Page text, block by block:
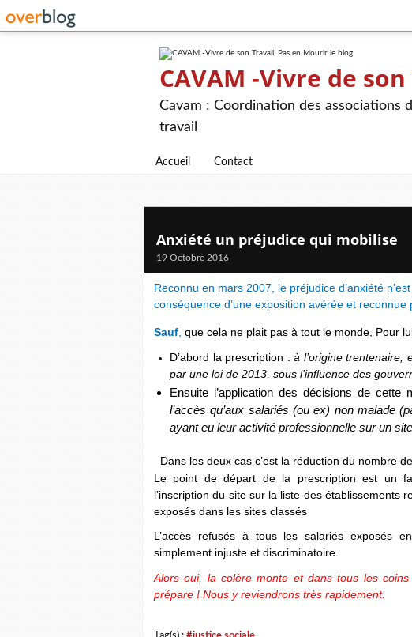
CAVAM -Vivre de
Cavam : Coordination des associations
travail
Accueil Contact
Anxiété un préjudice qui mobilise
19 Octobre 2016
Reconnu en mars 2007, le préjudice d’anxiété
conséquence d’une exposition avérée et reconnue
Sauf que cela ne plait pas à tout le monde, Pour
D’abord la prescription : à l’origine trentenaire,
par une loi de 2013, sous l’influence des
Ensuite l’application des décisions de
l’accès qu’aux salariés (ou ex) non
ayant eu leur activité professionnelle sur un
Dans les deux cas c’est la réduction du nombre
Le point de départ de la prescription est un
l’inscription du site sur la liste des établissements
exposés dans les sites classés
L’accès refusés à tous les salariés exposés
simplement injuste et discriminatoire.
Alors oui, la colère monte et dans tous les
prépare ! Nous y reviendrons très rapidement.